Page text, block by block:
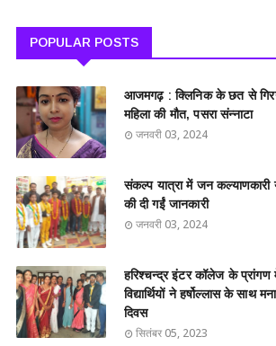
POPULAR POSTS
आजमगढ़ : क्लिनिक के छत से
महिला की मौत, पसरा संन्नाटा
जनवरी 03, 2024
संकल्प यात्रा में जन कल्याणकारी
की दी गईं जानकारी
जनवरी 03, 2024
हरिश्चन्द्र इंटर कॉलेज के प्रांगण
विद्यार्थियों ने हर्षोल्लास के साथ
दिवस
सितंबर 05, 2023